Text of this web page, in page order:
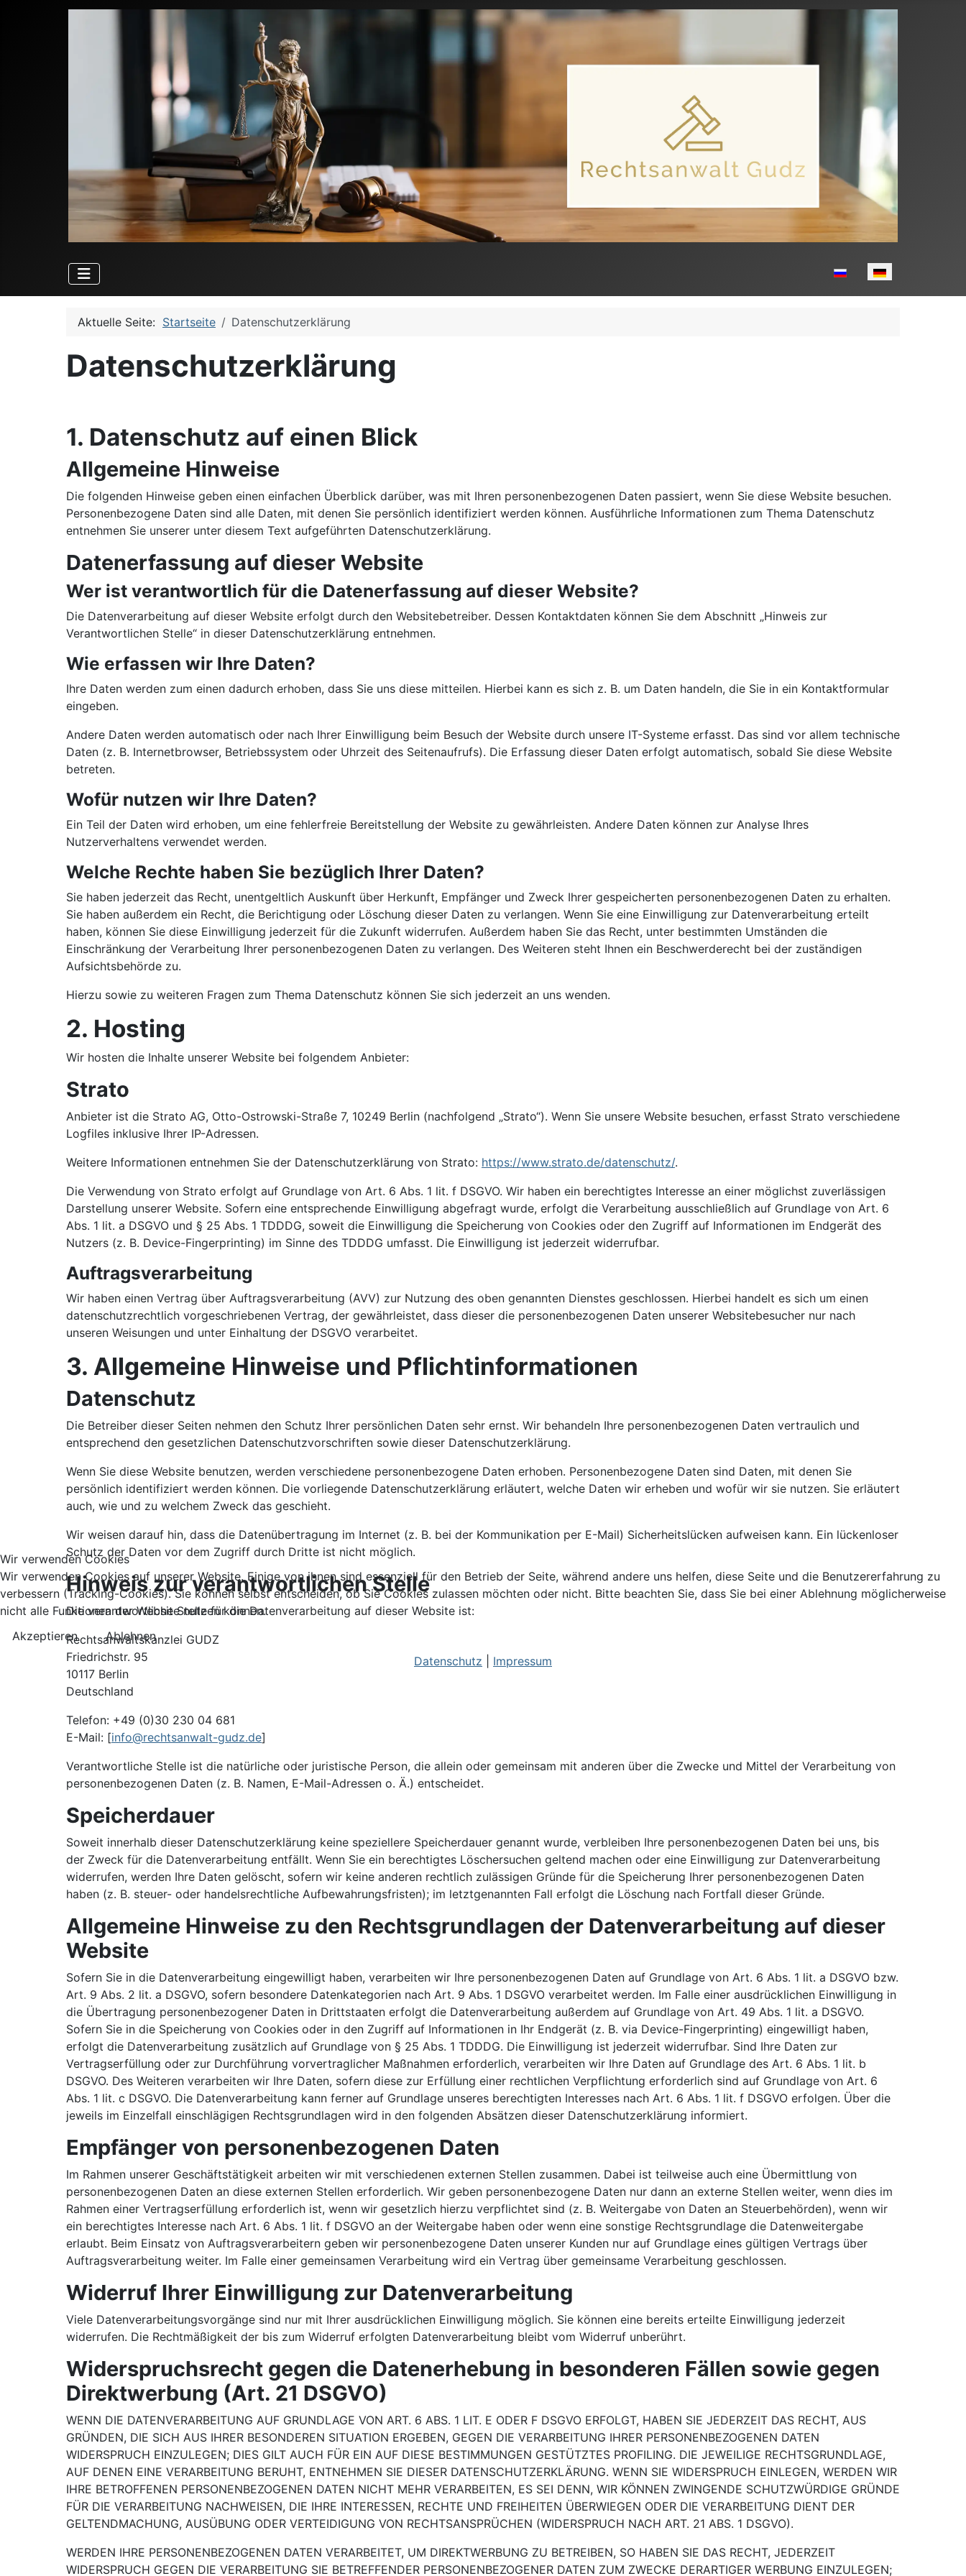
Sprache auswählen
Aktuelle Seite: Startseite Datenschutzerklärung
Datenschutz­erklärung
1. Datenschutz auf einen Blick
Allgemeine Hinweise
Die folgenden Hinweise geben einen einfachen Überblick darüber, was mit Ihren personenbezogenen Daten passiert, wenn Sie diese Website besuchen.
Personenbezogene Daten sind alle Daten, mit denen Sie persönlich identifiziert werden können. Ausführliche Informationen zum Thema Datenschutz
entnehmen Sie unserer unter diesem Text aufgeführten Datenschutzerklärung.
Datenerfassung auf dieser Website
Wer ist verantwortlich für die Datenerfassung auf dieser Website?
Die Datenverarbeitung auf dieser Website erfolgt durch den Websitebetreiber. Dessen Kontaktdaten können Sie dem Abschnitt „Hinweis zur
Verantwortlichen Stelle“ in dieser Datenschutzerklärung entnehmen.
Wie erfassen wir Ihre Daten?
Ihre Daten werden zum einen dadurch erhoben, dass Sie uns diese mitteilen. Hierbei kann es sich z. B. um Daten handeln, die Sie in ein Kontaktformular
eingeben.
Andere Daten werden automatisch oder nach Ihrer Einwilligung beim Besuch der Website durch unsere IT-Systeme erfasst. Das sind vor allem technische
Daten (z. B. Internetbrowser, Betriebssystem oder Uhrzeit des Seitenaufrufs). Die Erfassung dieser Daten erfolgt automatisch, sobald Sie diese Website
betreten.
Wofür nutzen wir Ihre Daten?
Ein Teil der Daten wird erhoben, um eine fehlerfreie Bereitstellung der Website zu gewährleisten. Andere Daten können zur Analyse Ihres
Nutzerverhaltens verwendet werden.
Welche Rechte haben Sie bezüglich Ihrer Daten?
Sie haben jederzeit das Recht, unentgeltlich Auskunft über Herkunft, Empfänger und Zweck Ihrer gespeicherten personenbezogenen Daten zu erhalten.
Sie haben außerdem ein Recht, die Berichtigung oder Löschung dieser Daten zu verlangen. Wenn Sie eine Einwilligung zur Datenverarbeitung erteilt
haben, können Sie diese Einwilligung jederzeit für die Zukunft widerrufen. Außerdem haben Sie das Recht, unter bestimmten Umständen die
Einschränkung der Verarbeitung Ihrer personenbezogenen Daten zu verlangen. Des Weiteren steht Ihnen ein Beschwerderecht bei der zuständigen
Aufsichtsbehörde zu.
Hierzu sowie zu weiteren Fragen zum Thema Datenschutz können Sie sich jederzeit an uns wenden.
2. Hosting
Wir hosten die Inhalte unserer Website bei folgendem Anbieter:
Strato
Anbieter ist die Strato AG, Otto-Ostrowski-Straße 7, 10249 Berlin (nachfolgend „Strato“). Wenn Sie unsere Website besuchen, erfasst Strato verschiedene
Logfiles inklusive Ihrer IP-Adressen.
Weitere Informationen entnehmen Sie der Datenschutzerklärung von Strato: https://www.strato.de/datenschutz/.
Die Verwendung von Strato erfolgt auf Grundlage von Art. 6 Abs. 1 lit. f DSGVO. Wir haben ein berechtigtes Interesse an einer möglichst zuverlässigen
Darstellung unserer Website. Sofern eine entsprechende Einwilligung abgefragt wurde, erfolgt die Verarbeitung ausschließlich auf Grundlage von Art. 6
Abs. 1 lit. a DSGVO und § 25 Abs. 1 TDDDG, soweit die Einwilligung die Speicherung von Cookies oder den Zugriff auf Informationen im Endgerät des
Nutzers (z. B. Device-Fingerprinting) im Sinne des TDDDG umfasst. Die Einwilligung ist jederzeit widerrufbar.
Auftragsverarbeitung
Wir haben einen Vertrag über Auftragsverarbeitung (AVV) zur Nutzung des oben genannten Dienstes geschlossen. Hierbei handelt es sich um einen
datenschutzrechtlich vorgeschriebenen Vertrag, der gewährleistet, dass dieser die personenbezogenen Daten unserer Websitebesucher nur nach
unseren Weisungen und unter Einhaltung der DSGVO verarbeitet.
3. Allgemeine Hinweise und Pflicht­informationen
Datenschutz
Die Betreiber dieser Seiten nehmen den Schutz Ihrer persönlichen Daten sehr ernst. Wir behandeln Ihre personenbezogenen Daten vertraulich und
entsprechend den gesetzlichen Datenschutzvorschriften sowie dieser Datenschutzerklärung.
Wenn Sie diese Website benutzen, werden verschiedene personenbezogene Daten erhoben. Personenbezogene Daten sind Daten, mit denen Sie
persönlich identifiziert werden können. Die vorliegende Datenschutzerklärung erläutert, welche Daten wir erheben und wofür wir sie nutzen. Sie erläutert
auch, wie und zu welchem Zweck das geschieht.
Wir weisen darauf hin, dass die Datenübertragung im Internet (z. B. bei der Kommunikation per E-Mail) Sicherheitslücken aufweisen kann. Ein lückenloser
Schutz der Daten vor dem Zugriff durch Dritte ist nicht möglich.
Hinweis zur verantwortlichen Stelle
Die verantwortliche Stelle für die Datenverarbeitung auf dieser Website ist:
Rechtsanwaltskanzlei GUDZ
Friedrichstr. 95
10117 Berlin
Deutschland
Telefon: +49 (0)30 230 04 681
E-Mail: [info@rechtsanwalt-gudz.de]
Verantwortliche Stelle ist die natürliche oder juristische Person, die allein oder gemeinsam mit anderen über die Zwecke und Mittel der Verarbeitung von
personenbezogenen Daten (z. B. Namen, E-Mail-Adressen o. Ä.) entscheidet.
Speicherdauer
Soweit innerhalb dieser Datenschutzerklärung keine speziellere Speicherdauer genannt wurde, verbleiben Ihre personenbezogenen Daten bei uns, bis
der Zweck für die Datenverarbeitung entfällt. Wenn Sie ein berechtigtes Löschersuchen geltend machen oder eine Einwilligung zur Datenverarbeitung
widerrufen, werden Ihre Daten gelöscht, sofern wir keine anderen rechtlich zulässigen Gründe für die Speicherung Ihrer personenbezogenen Daten
haben (z. B. steuer- oder handelsrechtliche Aufbewahrungsfristen); im letztgenannten Fall erfolgt die Löschung nach Fortfall dieser Gründe.
Allgemeine Hinweise zu den Rechtsgrundlagen der Datenverarbeitung auf dieser
Website
Sofern Sie in die Datenverarbeitung eingewilligt haben, verarbeiten wir Ihre personenbezogenen Daten auf Grundlage von Art. 6 Abs. 1 lit. a DSGVO bzw.
Art. 9 Abs. 2 lit. a DSGVO, sofern besondere Datenkategorien nach Art. 9 Abs. 1 DSGVO verarbeitet werden. Im Falle einer ausdrücklichen Einwilligung in
die Übertragung personenbezogener Daten in Drittstaaten erfolgt die Datenverarbeitung außerdem auf Grundlage von Art. 49 Abs. 1 lit. a DSGVO.
Sofern Sie in die Speicherung von Cookies oder in den Zugriff auf Informationen in Ihr Endgerät (z. B. via Device-Fingerprinting) eingewilligt haben,
erfolgt die Datenverarbeitung zusätzlich auf Grundlage von § 25 Abs. 1 TDDDG. Die Einwilligung ist jederzeit widerrufbar. Sind Ihre Daten zur
Vertragserfüllung oder zur Durchführung vorvertraglicher Maßnahmen erforderlich, verarbeiten wir Ihre Daten auf Grundlage des Art. 6 Abs. 1 lit. b
DSGVO. Des Weiteren verarbeiten wir Ihre Daten, sofern diese zur Erfüllung einer rechtlichen Verpflichtung erforderlich sind auf Grundlage von Art. 6
Abs. 1 lit. c DSGVO. Die Datenverarbeitung kann ferner auf Grundlage unseres berechtigten Interesses nach Art. 6 Abs. 1 lit. f DSGVO erfolgen. Über die
jeweils im Einzelfall einschlägigen Rechtsgrundlagen wird in den folgenden Absätzen dieser Datenschutzerklärung informiert.
Empfänger von personenbezogenen Daten
Im Rahmen unserer Geschäftstätigkeit arbeiten wir mit verschiedenen externen Stellen zusammen. Dabei ist teilweise auch eine Übermittlung von
personenbezogenen Daten an diese externen Stellen erforderlich. Wir geben personenbezogene Daten nur dann an externe Stellen weiter, wenn dies im
Rahmen einer Vertragserfüllung erforderlich ist, wenn wir gesetzlich hierzu verpflichtet sind (z. B. Weitergabe von Daten an Steuerbehörden), wenn wir
ein berechtigtes Interesse nach Art. 6 Abs. 1 lit. f DSGVO an der Weitergabe haben oder wenn eine sonstige Rechtsgrundlage die Datenweitergabe
erlaubt. Beim Einsatz von Auftragsverarbeitern geben wir personenbezogene Daten unserer Kunden nur auf Grundlage eines gültigen Vertrags über
Auftragsverarbeitung weiter. Im Falle einer gemeinsamen Verarbeitung wird ein Vertrag über gemeinsame Verarbeitung geschlossen.
Widerruf Ihrer Einwilligung zur Datenverarbeitung
Viele Datenverarbeitungsvorgänge sind nur mit Ihrer ausdrücklichen Einwilligung möglich. Sie können eine bereits erteilte Einwilligung jederzeit
widerrufen. Die Rechtmäßigkeit der bis zum Widerruf erfolgten Datenverarbeitung bleibt vom Widerruf unberührt.
Widerspruchsrecht gegen die Datenerhebung in besonderen Fällen sowie gegen
Direktwerbung (Art. 21 DSGVO)
WENN DIE DATENVERARBEITUNG AUF GRUNDLAGE VON ART. 6 ABS. 1 LIT. E ODER F DSGVO ERFOLGT, HABEN SIE JEDERZEIT DAS RECHT, AUS
GRÜNDEN, DIE SICH AUS IHRER BESONDEREN SITUATION ERGEBEN, GEGEN DIE VERARBEITUNG IHRER PERSONENBEZOGENEN DATEN
WIDERSPRUCH EINZULEGEN; DIES GILT AUCH FÜR EIN AUF DIESE BESTIMMUNGEN GESTÜTZTES PROFILING. DIE JEWEILIGE RECHTSGRUNDLAGE,
AUF DENEN EINE VERARBEITUNG BERUHT, ENTNEHMEN SIE DIESER DATENSCHUTZERKLÄRUNG. WENN SIE WIDERSPRUCH EINLEGEN, WERDEN WIR
IHRE BETROFFENEN PERSONENBEZOGENEN DATEN NICHT MEHR VERARBEITEN, ES SEI DENN, WIR KÖNNEN ZWINGENDE SCHUTZWÜRDIGE GRÜNDE
FÜR DIE VERARBEITUNG NACHWEISEN, DIE IHRE INTERESSEN, RECHTE UND FREIHEITEN ÜBERWIEGEN ODER DIE VERARBEITUNG DIENT DER
GELTENDMACHUNG, AUSÜBUNG ODER VERTEIDIGUNG VON RECHTSANSPRÜCHEN (WIDERSPRUCH NACH ART. 21 ABS. 1 DSGVO).
WERDEN IHRE PERSONENBEZOGENEN DATEN VERARBEITET, UM DIREKTWERBUNG ZU BETREIBEN, SO HABEN SIE DAS RECHT, JEDERZEIT
WIDERSPRUCH GEGEN DIE VERARBEITUNG SIE BETREFFENDER PERSONENBEZOGENER DATEN ZUM ZWECKE DERARTIGER WERBUNG EINZULEGEN;
Wir verwenden Cookies
Wir verwenden Cookies auf unserer Website. Einige von ihnen sind essenziell für den Betrieb der Seite, während andere uns helfen, diese Seite und die Benutzererfahrung zu
verbessern (Tracking-Cookies). Sie können selbst entscheiden, ob Sie Cookies zulassen möchten oder nicht. Bitte beachten Sie, dass Sie bei einer Ablehnung möglicherweise
nicht alle Funktionen der Website nutzen können.
Akzeptieren
Ablehnen
Datenschutz
Impressum